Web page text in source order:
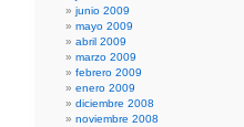
junio 2009
mayo 2009
abril 2009
marzo 2009
febrero 2009
enero 2009
diciembre 2008
noviembre 2008